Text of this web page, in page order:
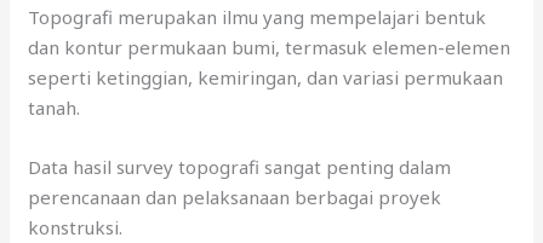
Topografi merupakan ilmu yang mempelajari bentuk
dan kontur permukaan bumi, termasuk elemen-elemen
seperti ketinggian, kemiringan, dan variasi permukaan
tanah.
Data hasil survey topografi sangat penting dalam
perencanaan dan pelaksanaan berbagai proyek
konstruksi.